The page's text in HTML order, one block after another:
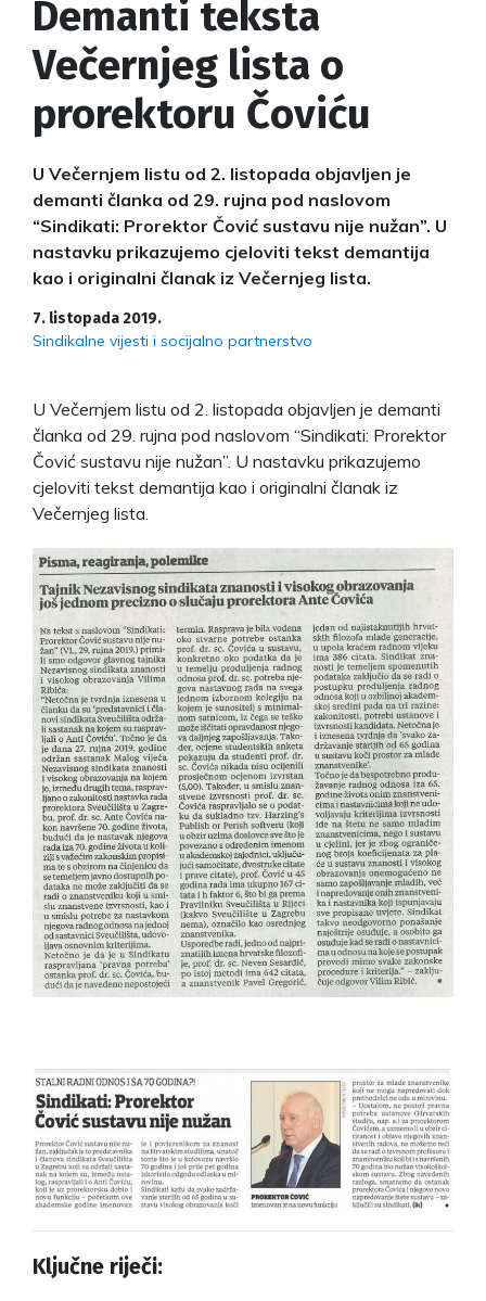
Demanti teksta
Večernjeg lista o
prorektoru Čoviću
U Večernjem listu od 2. listopada objavljen je
demanti članka od 29. rujna pod naslovom
“Sindikati: Prorektor Čović sustavu nije nužan”. U
nastavku prikazujemo cjeloviti tekst demantija
kao i originalni članak iz Večernjeg lista.
7. listopada 2019.
Sindikalne vijesti i socijalno partnerstvo
U Večernjem listu od 2. listopada objavljen je demanti
članka od 29. rujna pod naslovom “Sindikati: Prorektor
Čović sustavu nije nužan”. U nastavku prikazujemo
cjeloviti tekst demantija kao i originalni članak iz
Večernjeg lista.
Ključne riječi: